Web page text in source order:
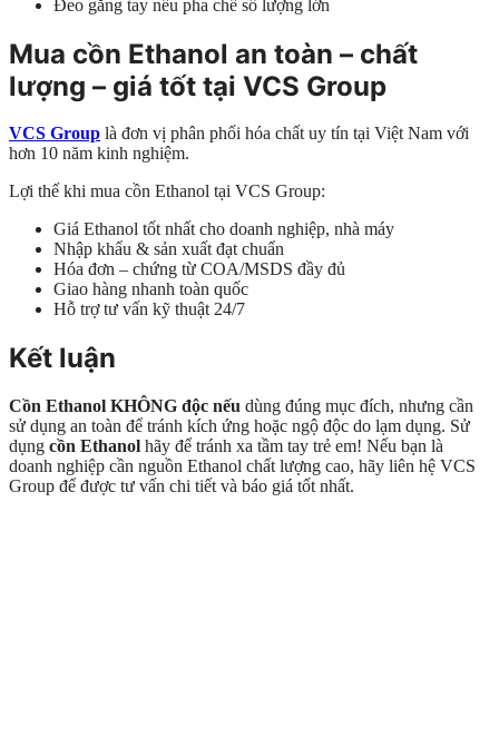
Đeo găng tay nếu pha chế số lượng lớn
Mua cồn Ethanol an toàn – chất
lượng – giá tốt tại VCS Group
VCS Group là đơn vị phân phối hóa chất uy tín tại Việt Nam với
hơn 10 năm kinh nghiệm.
Lợi thế khi mua cồn Ethanol tại VCS Group:
Giá Ethanol tốt nhất cho doanh nghiệp, nhà máy
Nhập khẩu & sản xuất đạt chuẩn
Hóa đơn – chứng từ COA/MSDS đầy đủ
Giao hàng nhanh toàn quốc
Hỗ trợ tư vấn kỹ thuật 24/7
Kết luận
Cồn Ethanol KHÔNG độc nếu dùng đúng mục đích, nhưng cần
sử dụng an toàn để tránh kích ứng hoặc ngộ độc do lạm dụng. Sử
dụng cồn Ethanol hãy để tránh xa tầm tay trẻ em! Nếu bạn là
doanh nghiệp cần nguồn Ethanol chất lượng cao, hãy liên hệ VCS
Group để được tư vấn chi tiết và báo giá tốt nhất.